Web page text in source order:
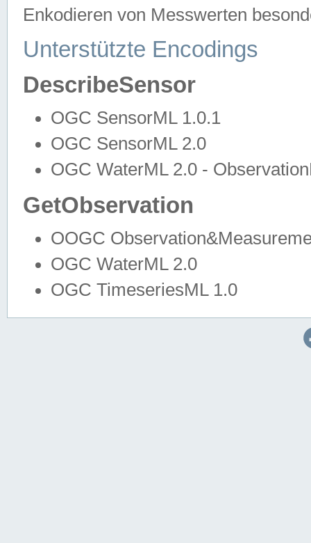
Enkodieren von Messwerten
Unterstützte Encodings
DescribeSensor
OGC SensorML 1.0.1
OGC SensorML 2.0
OGC WaterML 2.0 -
GetObservation
OOGC
OGC WaterML 2.0
OGC TimeseriesML 1.0